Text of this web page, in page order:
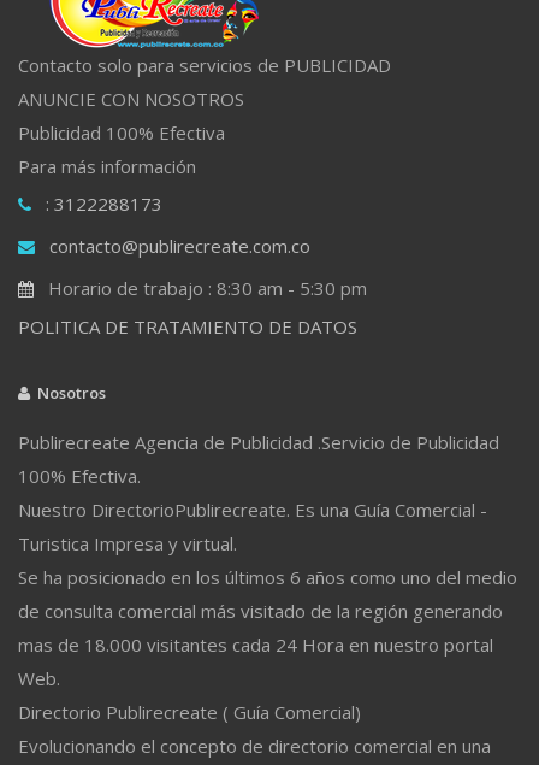
Contacto solo para servicios de PUBLICIDAD
ANUNCIE CON NOSOTROS
Publicidad 100% Efectiva
Para más información
: 3122288173
contacto@publirecreate.com.co
Horario de trabajo : 8:30 am - 5:30 pm
POLITICA DE TRATAMIENTO DE DATOS
Nosotros
Publirecreate Agencia de Publicidad .Servicio de Publicidad
100% Efectiva.
Nuestro DirectorioPublirecreate. Es una Guía Comercial -
Turistica Impresa y virtual.
Se ha posicionado en los últimos 6 años como uno del medio
de consulta comercial más visitado de la región generando
mas de 18.000 visitantes cada 24 Hora en nuestro portal
Web.
Directorio Publirecreate ( Guía Comercial)
Evolucionando el concepto de directorio comercial en una